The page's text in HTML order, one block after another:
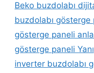
Beko buzdolabı
buzdolabı gösterge
gösterge paneli
gösterge paneli
inverter buzdolabı